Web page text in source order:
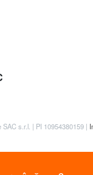
s.r.l. | PI 10954380159 |